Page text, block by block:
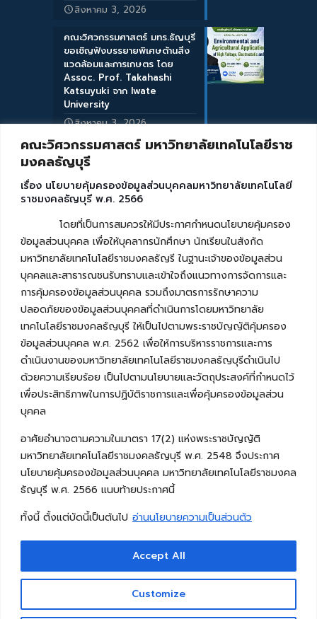
คณะวิศวกรรมศาสตร์ มหาวิทยาลัยเทคโนโลยีราช
มงคลธัญบุรี
เรื่อง นโยบายคุ้มครองข้อมูลส่วนบุคคลมหาวิทยาลัยเทคโนโลยี
ราชมงคลธัญบุรี พ.ศ. 2566
โดยที่เป็นการสมควรให้มีประกาศกำหนดนโยบายคุ้มครอง
ข้อมูลส่วนบุคคล เพื่อให้บุคลากรนักศึกษา นักเรียนในสังกัด
มหาวิทยาลัยเทคโนโลยีราชมงคลธัญรี ในฐานะเจ้าของข้อมูลส่วน
บุคคลและสาธารณชนรับทราบและเข้าใจถึงแนวทางการจัดการและ
การคุ้มครองข้อมูลส่วนบุคคล รวมถึงมาตรการรักษาความ
ปลอดภัยของข้อมูลส่วนบุคคลที่ดำเนินการโดยมหาวิทยาลัย
เทคโนโลยีราชมงคลธัญบุรี ให้เป็นไปตามพระราชบัญญัติคุ้มครอง
ข้อมูลส่วนบุคคล พ.ศ. 2562 เพื่อให้การบริหารราชการและการ
ดำเนินงานของมหาวิทยาลัยเทคโนโลยีราชมงคลธัญบุรีดำเนินไป
ด้วยความเรียบร้อย เป็นไปตามนโยบายและวัตถุประสงค์ที่กำหนดไว้
เพื่อประสิทธิภาพในการปฏิบัติราชการและเพื่อคุ้มครองข้อมูลส่วน
บุคคล
อาศัยอำนาจตามความในมาตรา 17(2) แห่งพระราชบัญญัติ
มหาวิทยาลัยเทคโนโลยีราชมงคลธัญบุรี พ.ศ. 2548 จึงประกาศ
นโยบายคุ้มครองข้อมูลส่วนบุคคล มหาวิทยาลัยเทคโนโลยีราชมงคล
ธัญบุรี พ.ศ. 2566 แนบท้ายประกาศนี้
ทั้งนี้ ตั้งแต่บัดนี้เป็นต้นไป อ่านนโยบายความเป็นส่วนตัว
Customize
Accept All
สิงหาคม 3, 2026
คณะวิศวกรรมศาสตร์ มทร.ธัญบุรี
ขอเชิญฟังบรรยายพิเศษด้านสิ่ง
แวดล้อมและการเกษตร โดย
Assoc. Prof. Takahashi
Katsuyuki จาก Iwate
University
สิงหาคม 3, 2026
Copyright © 2026 คณะวิศวกรรมศาสตร์ มหาวิทยาลัย
เทคโนโลยีราชมงคลธัญบุรี